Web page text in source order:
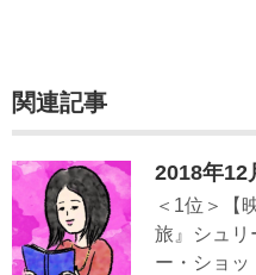
関連記事
2018年12
＜1位＞【
旅』シュリ
ー・ショッ